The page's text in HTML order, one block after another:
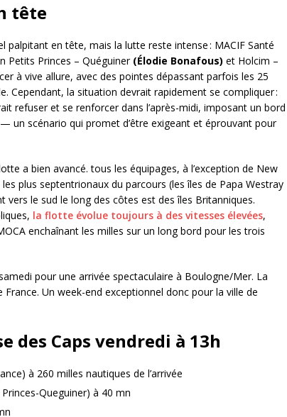
tête
palpitant en tête, mais la lutte reste intense : MACIF Santé
Petits Princes – Quéguiner (Élodie Bonafous) et Holcim –
à vive allure, avec des pointes dépassant parfois les 25
Cependant, la situation devrait rapidement se compliquer :
refuser et se renforcer dans l’après-midi, imposant un bord
un scénario qui promet d’être exigeant et éprouvant pour
a bien avancé. tous les équipages, à l’exception de New
plus septentrionaux du parcours (les îles de Papa Westray
vers le sud le long des côtes est des îles Britanniques.
la flotte évolue toujours à des vitesses élevées,
enchaînant les milles sur un long bord pour les trois
pour une arrivée spectaculaire à Boulogne/Mer. La
France. Un week-end exceptionnel donc pour la ville de
des Caps vendredi à 13h
à 260 milles nautiques de l’arrivée
Queguiner) à 40 mn